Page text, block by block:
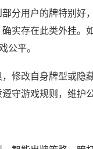
分用户的牌特别好
实存在此类外挂。
公平。
修改自身牌型或隐
守游戏规则，维护公